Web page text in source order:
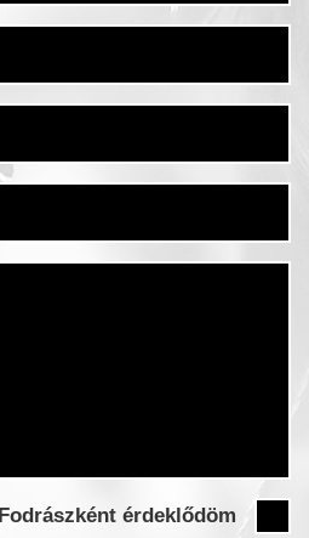
Fodrászként érdeklődöm